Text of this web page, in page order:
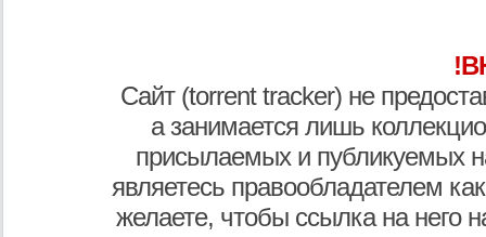
Сайт (torrent tracker) не
а занимается лишь
присылаемых и публикуемых
являетесь правообладателем
желаете, чтобы ссылка на него